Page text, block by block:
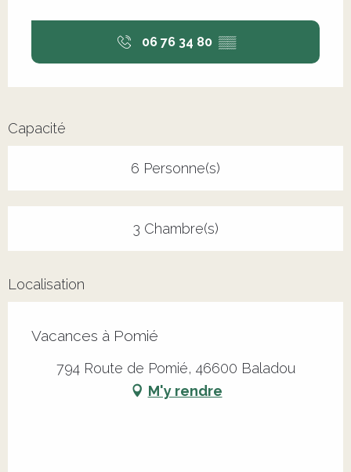
06 76 34 80 ▒▒
Capacité
6 Personne(s)
3 Chambre(s)
Localisation
Vacances à Pomié
794 Route de Pomié, 46600 Baladou
M'y rendre